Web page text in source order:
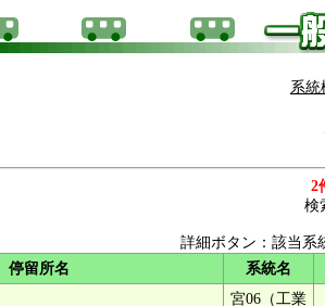
系統
2
検
詳細ボタン：該当系
停留所名
系統名
宮06（工業